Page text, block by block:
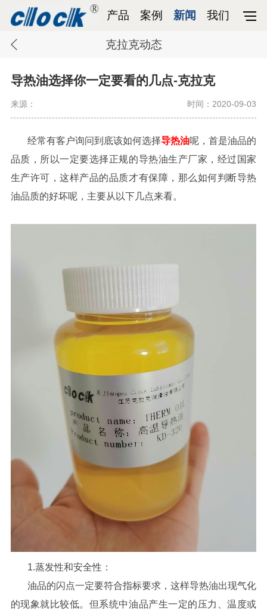
产品 案例 新闻 我们
克拉克动态
导热油选择你一定要看的几点-克拉克
来源： 时间：2020-09-03
经常有客户询问到底该如何选择导热油呢，首是油品的
品质，所以一定要选择正规的导热油生产厂家，经过国家
生产许可，这样产品的品质才有保障，那么如何判断导热
油品质的好坏呢，主要从以下几点来看。
1.蒸发性和安全性：
油品的闪点一定要符合指标要求，这样导热油出现气化
的现象就比较低。但系统中油品产生一定的压力、温度或